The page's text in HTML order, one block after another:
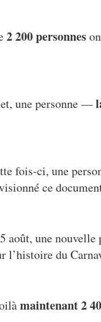
2 200 personnes
une personne —
fois-ci, une
ce
août, une
du
maintenant 2